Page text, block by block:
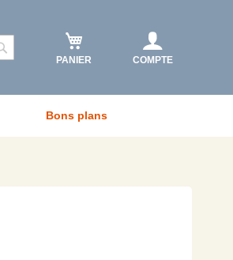
RechercherPANIER COMPTE
Bons plans